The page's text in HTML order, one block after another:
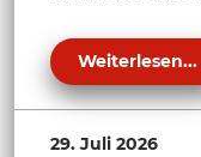
Weiterlesen...
29. Juli 2026